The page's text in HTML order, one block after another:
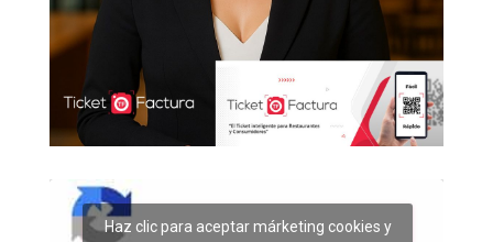
Haz clic para aceptar márketing cookies y